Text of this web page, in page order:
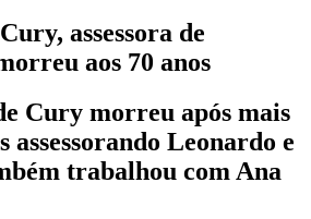
assessora de
aos 70 anos
Cury morreu após mais
assessorando Leonardo e
trabalhou com Ana